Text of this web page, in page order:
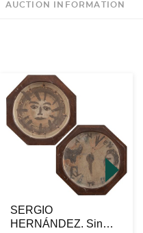
AUCTION INFORMATION
SERGIO
HERNÁNDEZ. Sin